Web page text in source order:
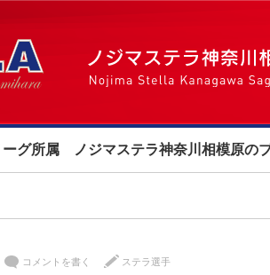
グ所属 ノジマステラ神奈川相模原のブ
コメントを書く ステラ選手